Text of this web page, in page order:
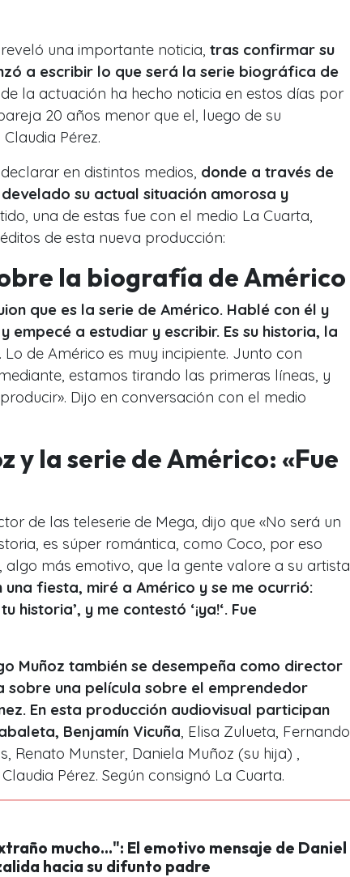
una importante noticia, tras confirmar su
a escribir lo que será la serie biográfica de
la actuación ha hecho noticia en estos días por
20 años menor que el, luego de su
Pérez.
en distintos medios, donde a través de
su actual situación amorosa y
una de estas fue con el medio La Cuarta,
de esta nueva producción:
la biografía de Américo
que es la serie de Américo. Hablé con él y
y empecé a estudiar y escribir. Es su historia, la
. Lo de Américo es muy incipiente. Junto con
estamos tirando las primeras líneas, y
Dijo en conversación con el medio
y la serie de Américo: «Fue
de las teleserie de Mega, dijo que «No será un
es súper romántica, como Coco , por eso
más emotivo, que la gente valore a su artista
una fiesta, miré a Américo y se me ocurrió:
historia’, y me contestó ‘¡ya!‘. Fue
Muñoz también se desempeña como director
sobre una película sobre el emprendedor
En esta producción audiovisual participan
Benjamín Vicuña , Elisa Zulueta, Fernando
Renato Munster, Daniela Muñoz (su hija) ,
Pérez. Según consignó La Cuarta.
mucho...": El emotivo mensaje de Daniel
hacia su difunto padre